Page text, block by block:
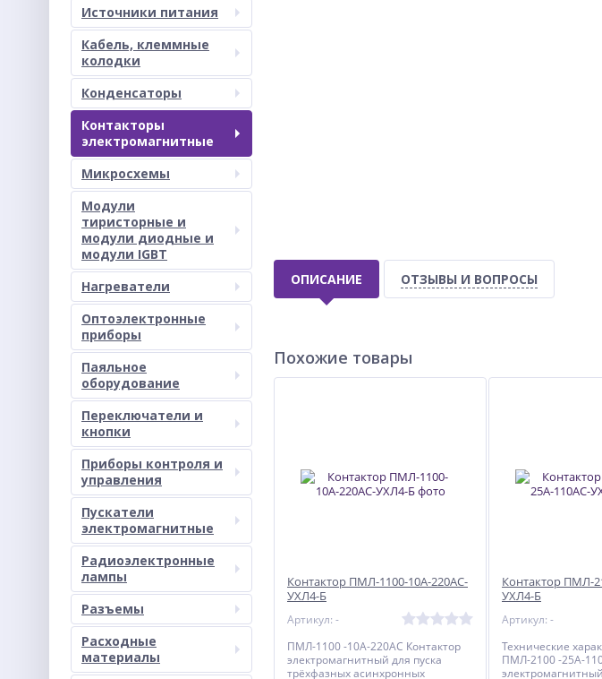
Источники питания
Кабель, клеммные
колодки
Конденсаторы
Контакторы
электромагнитные
Микросхемы
Модули
тиристорные и
модули диодные и
модули IGBT
Нагреватели
Оптоэлектронные
приборы
Паяльное
оборудование
Переключатели и
кнопки
Приборы контроля и
управления
Пускатели
электромагнитные
Радиоэлектронные
лампы
Разъемы
Расходные
материалы
ОПИСАНИЕ ОТЗЫВЫ И ВОПРОСЫ
Похожие товары
Контактор ПМЛ-1100-10А-220АС-
УХЛ4-Б
Артикул: -
ПМЛ-1100 -10А-220АС Контактор
электромагнитный для пуска
трёхфазных асинхронных
Контактор ПМЛ-
УХЛ4-Б
Артикул: -
Технические
ПМЛ-2100 -25А-